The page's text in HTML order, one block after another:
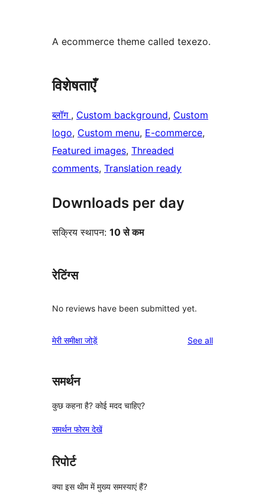
A ecommerce theme called texezo.
विशेषताएँ
ब्लॉग , Custom background, Custom
logo, Custom menu, E-commerce
Featured images, Threaded
comments, Translation ready
Downloads per day
सक्रिय स्थापन: 10 से कम
रेटिंग्स
No reviews have been submitted yet.
मेरी समीक्षा जोड़ें See allreviews
समर्थन
कुछ कहना है? कोई मदद चाहिए?
समर्थन फोरम देखें
रिपोर्ट
क्या इस थीम में मुख्य समस्याएं हैं?